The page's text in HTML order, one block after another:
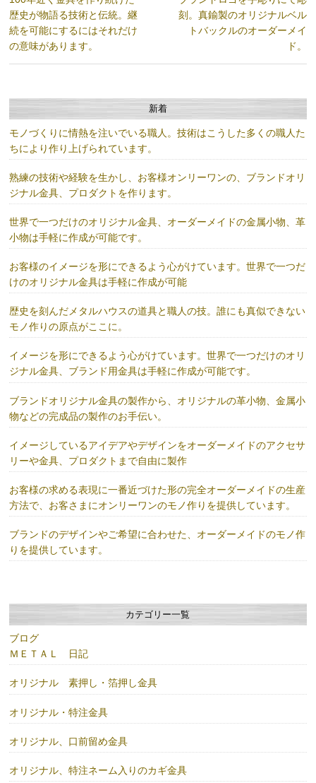
歴史が物語る技術と伝統。継
続を可能にするにはそれだけ
の意味があります。
刻。真鍮製のオリジナルベル
トバックルのオーダーメイ
ド。
新着
モノづくりに情熱を注いでいる職人。技術はこうした多くの職人た
ちにより作り上げられています。
熟練の技術や経験を生かし、お客様オンリーワンの、ブランドオリ
ジナル金具、プロダクトを作ります。
世界で一つだけのオリジナル金具、オーダーメイドの金属小物、革
小物は手軽に作成が可能です。
お客様のイメージを形にできるよう心がけています。世界で一つだ
けのオリジナル金具は手軽に作成が可能
歴史を刻んだメタルハウスの道具と職人の技。誰にも真似できない
モノ作りの原点がここに。
イメージを形にできるよう心がけています。世界で一つだけのオリ
ジナル金具、ブランド用金具は手軽に作成が可能です。
ブランドオリジナル金具の製作から、オリジナルの革小物、金属小
物などの完成品の製作のお手伝い。
イメージしているアイデアやデザインをオーダーメイドのアクセサ
リーや金具、プロダクトまで自由に製作
お客様の求める表現に一番近づけた形の完全オーダーメイドの生産
方法で、お客さまにオンリーワンのモノ作りを提供しています。
ブランドのデザインやご希望に合わせた、オーダーメイドのモノ作
りを提供しています。
カテゴリー一覧
ブログ
ＭＥＴＡＬ 日記
オリジナル 素押し・箔押し金具
オリジナル・特注金具
オリジナル、口前留め金具
オリジナル、特注ネーム入りのカギ金具